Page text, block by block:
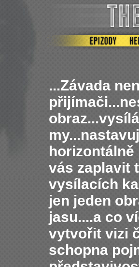
...Závada
horizontálně
vás zaplavit
vysílacích
jen jeden
jasu....a co
vytvořit vizi
schopna